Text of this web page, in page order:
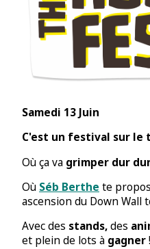
Samedi 13 Juin
C'est un festival sur le
Où ça va grimper dur
Où Séb Berthe te
ascension du Down Wall
Avec des stands,des
et plein de lots à gagner!